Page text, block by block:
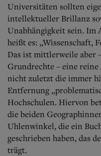
Universitäten sollten
intellektueller Brillanz
Unabhängigkeit sein. Im
heißt es: „Wissenschaft,
Das ist mittlerweile aber
Grundrechte – eine
nicht zuletzt die immer
Entfernung
Hochschulen. Hiervon
die beiden
Uhlenwinkel, die ein
geschrieben haben, das
trägt.